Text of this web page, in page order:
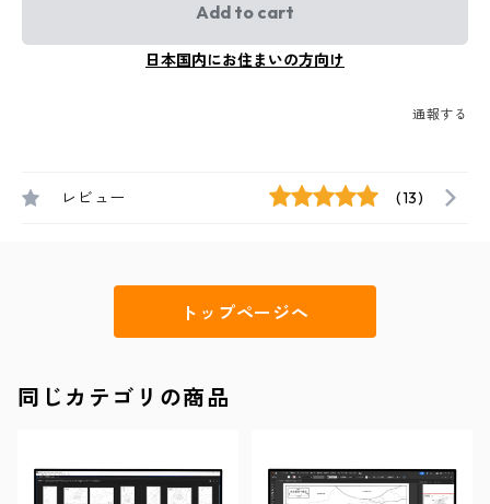
Add to cart
日本国内にお住まいの方向け
通報する
レビュー (13)
トップページへ
同じカテゴリの商品